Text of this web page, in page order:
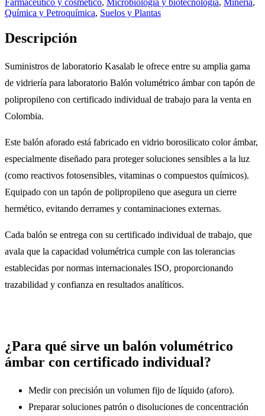
Farmacéutico y cosmético, Microbiología y biotecnología, Minería,
Química y Petroquímica, Suelos y Plantas
Descripción
Suministros de laboratorio Kasalab le ofrece entre su amplia gama
de vidriería para laboratorio Balón volumétrico ámbar con tapón de
polipropileno con certificado individual de trabajo para la venta en
Colombia.
Este balón aforado está fabricado en vidrio borosilicato color ámbar,
especialmente diseñado para proteger soluciones sensibles a la luz
(como reactivos fotosensibles, vitaminas o compuestos químicos).
Equipado con un tapón de polipropileno que asegura un cierre
hermético, evitando derrames y contaminaciones externas.
Cada balón se entrega con su certificado individual de trabajo, que
avala que la capacidad volumétrica cumple con las tolerancias
establecidas por normas internacionales ISO, proporcionando
trazabilidad y confianza en resultados analíticos.
¿Para qué sirve un balón volumétrico
ámbar con certificado individual?
Medir con precisión un volumen fijo de líquido (aforo).
Preparar soluciones patrón o disoluciones de concentración